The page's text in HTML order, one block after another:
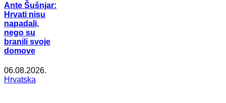
Ante Šušnjar:
Hrvati nisu
napadali,
nego su
branili svoje
domove
06.08.2026.
Hrvatska